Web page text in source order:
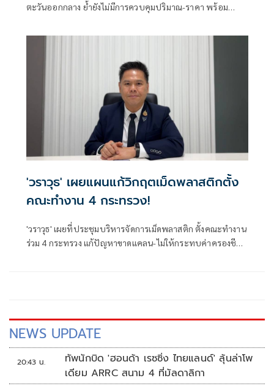
ตะวันออกกลาง ย้ำยังไม่มีการควบคุมปริมาณ-ราคา พร้อม
ก่อนโชว์กระติกน้ำพกพาเป็นทางเลือก
'วราวุธ' เผยแผนแก้วิกฤตเม็ดพลาสติกตั้ง
คณะทำงาน 4 กระทรวง!
'วราวุธ' เผยที่ประชุมบริหารจัดการเม็ดพลาสติก ตั้งคณะทำงาน
ร่วม 4 กระทรวง แก้ปัญหาขาดแคลน-ไม่ให้กระทบค่าครองชีพ-
NEWS UPDATE
20:43 น.
ทัพนักบิด 'ฮอนด้า เรซซิ่ง ไทยแลนด์' ลุ้นล่าโพ
เดียม ARRC สนาม 4 ที่มัลดาลิกา